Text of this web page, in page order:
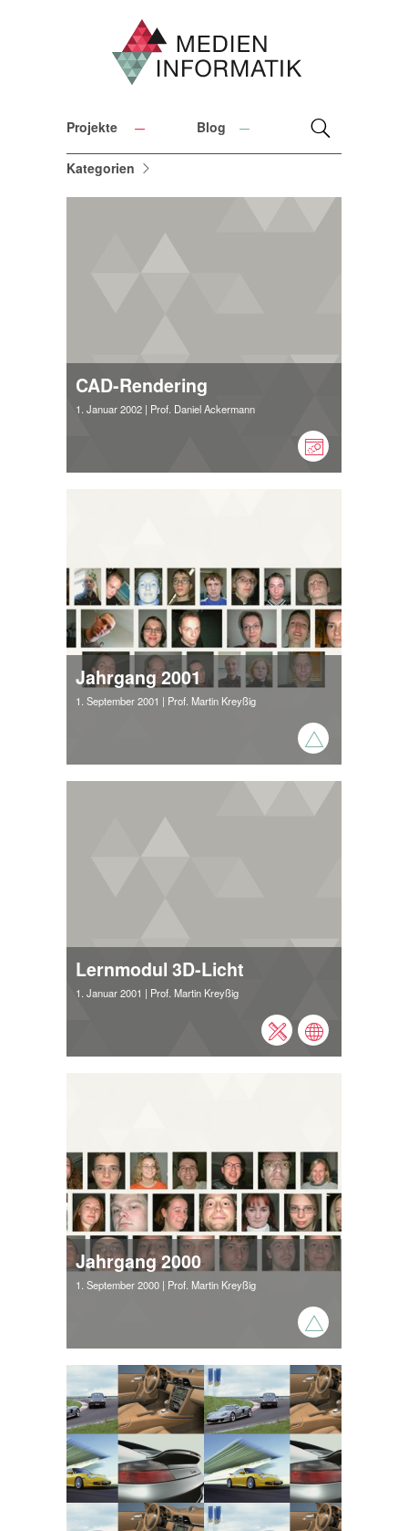
Projekte Blog
Kategorien
CAD-Rendering
1. Januar 2002 | Prof. Daniel Ackermann
Jahrgang 2001
1. September 2001 | Prof. Martin Kreyßig
Lernmodul 3D-Licht
1. Januar 2001 | Prof. Martin Kreyßig
Jahrgang 2000
1. September 2000 | Prof. Martin Kreyßig